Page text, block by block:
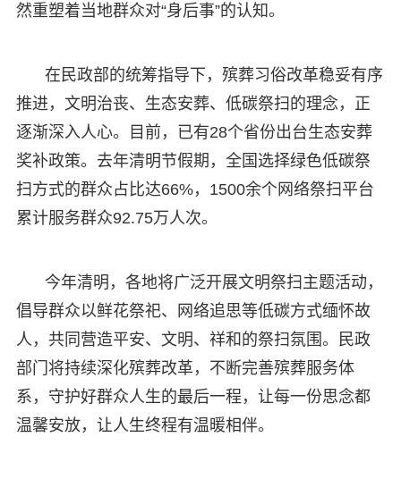
然重塑着当地群众对“身后事”的认知。
在民政部的统筹指导下，殡葬习俗改革稳妥有序
推进，文明治丧、生态安葬、低碳祭扫的理念，正
逐渐深入人心。目前，已有28个省份出台生态安葬
奖补政策。去年清明节假期，全国选择绿色低碳祭
扫方式的群众占比达66%，1500余个网络祭扫平台
累计服务群众92.75万人次。
今年清明，各地将广泛开展文明祭扫主题活动，
倡导群众以鲜花祭祀、网络追思等低碳方式缅怀故
人，共同营造平安、文明、祥和的祭扫氛围。民政
部门将持续深化殡葬改革，不断完善殡葬服务体
系，守护好群众人生的最后一程，让每一份思念都
温馨安放，让人生终程有温暖相伴。